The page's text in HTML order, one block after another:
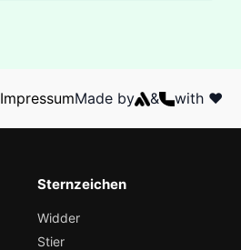
ImpressumMade by & with ❤️
Sternzeichen
Widder
Stier